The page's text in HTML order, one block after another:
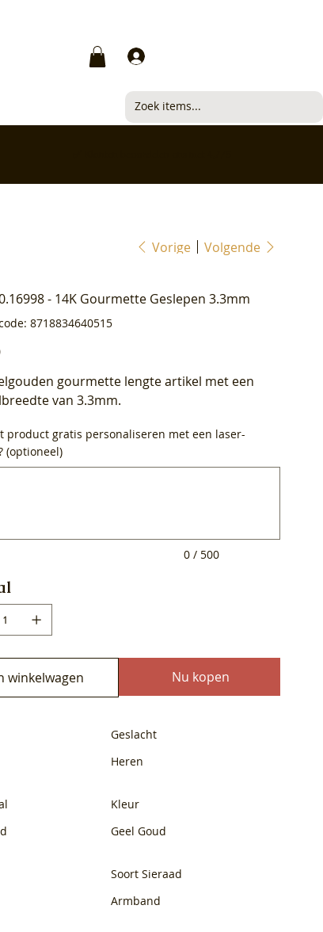
Vorige Volgende
- 14K Gourmette Geslepen 3.3mm
Productcode
8718834640515
8718834640515
gourmette lengte artikel met een
van 3.3mm.
product gratis personaliseren met een laser-
(optioneel)
0 / 500
winkelwagen Nu kopen
Geslacht
Heren
Kleur
Geel Goud
Soort Sieraad
Armband